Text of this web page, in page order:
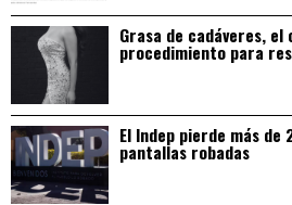
Grasa de cadáveres,
procedimiento para
El Indep pierde más
pantallas robadas